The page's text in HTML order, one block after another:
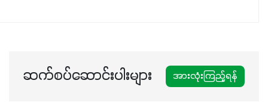
ဆက်စပ်ဆောင်းပါးများ အားလုံးကြည့်ရန်